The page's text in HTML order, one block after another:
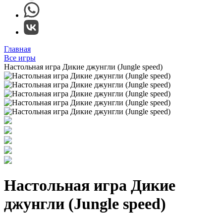
Главная
Все игры
Настольная игра Дикие джунгли (Jungle speed)
Настольная игра Дикие
джунгли (Jungle speed)